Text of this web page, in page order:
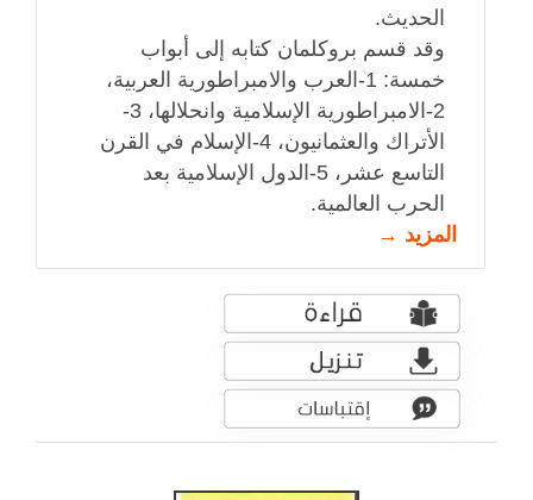
الحديث.
وقد قسم بروكلمان كتابه إلى أبواب
خمسة: 1-العرب والامبراطورية العربية،
2-الامبراطورية الإسلامية وانحلالها، 3-
الأتراك والعثمانيون، 4-الإسلام في القرن
التاسع عشر، 5-الدول الإسلامية بعد
الحرب العالمية.
المزيد →